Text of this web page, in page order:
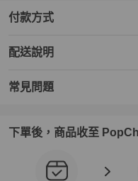
付款方式
配送說明
常見問題
下單後，商品收至